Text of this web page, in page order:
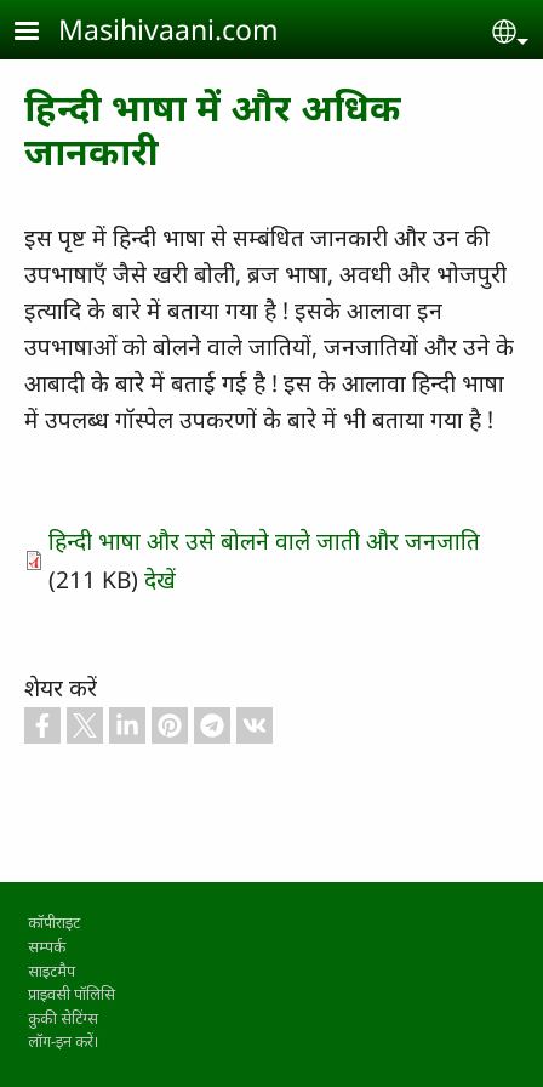
Skip to main content
Masihivaani.com
हिन्दी भाषा में और अधिक
जानकारी
इस पृष्ट में हिन्दी भाषा से सम्बंधित जानकारी और उन की
उपभाषाएँ जैसे खरी बोली, ब्रज भाषा, अवधी और भोजपुरी
इत्यादि के बारे में बताया गया है ! इसके आलावा इन
उपभाषाओं को बोलने वाले जातियों, जनजातियों और उने के
आबादी के बारे में बताई गई है ! इस के आलावा हिन्दी भाषा
में उपलब्ध गॉस्पेल उपकरणों के बारे में भी बताया गया है !
हिन्दी भाषा और उसे बोलने वाले जाती और जनजाति
(211 KB) देखें
शेयर करें
Footer
कॉपीराइट
सम्पर्क
साइटमैप
प्राइवसी पॉलिसि
कुकी सेटिंग्स
लॉग-इन करें।